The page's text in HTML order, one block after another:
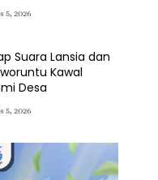
5, 2026
Suara Lansia dan
Kawal
Desa
5, 2026